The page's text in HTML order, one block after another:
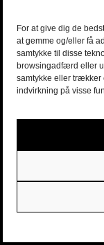
For at give dig de
at gemme og/eller få
samtykke til disse
browsingadfærd eller
samtykke eller trækker
indvirkning på visse
provokatøren foto
Tian Sort/Hvid
Festspillene i
Staatsschauspiel
Lollike
provokation
Sort/Hvid |